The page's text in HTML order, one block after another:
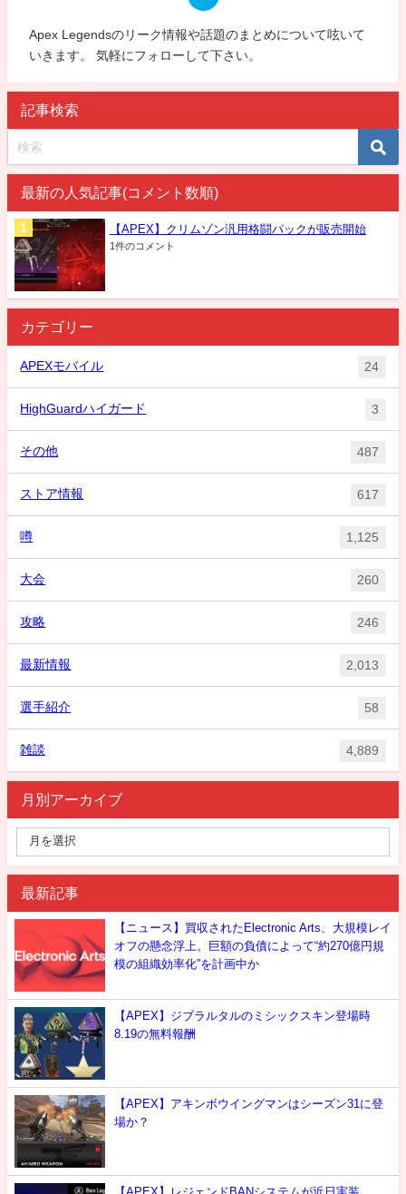
Apex Legendsのリーク情報や話題のまとめについて呟いて
いきます。 気軽にフォローして下さい。
記事検索
最新の人気記事(コメント数順)
【APEX】クリムゾン汎用格闘パックが販売開始
1件のコメント
カテゴリー
APEXモバイル 24
HighGuardハイガード 3
その他 487
ストア情報 617
噂 1,125
大会 260
攻略 246
最新情報 2,013
選手紹介 58
雑談 4,889
月別アーカイブ
最新記事
【ニュース】買収されたElectronic Arts、大規模レイ
オフの懸念浮上。巨額の負債によって“約270億円規
模の組織効率化”を計画中か
【APEX】ジブラルタルのミシックスキン登場時
8.19の無料報酬
【APEX】アキンボウイングマンはシーズン31に登
場か？
【APEX】レジェンドBANシステムが近日実装